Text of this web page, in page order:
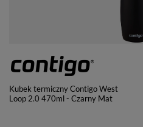
Kubek termiczny Contigo West
Loop 2.0 470ml - Czarny Mat